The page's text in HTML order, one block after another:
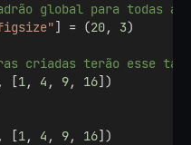
global para todas
] = (20, 3)
criadas terão esse
[1, 4 , 9, 16])
[1, 4 , 9, 16])